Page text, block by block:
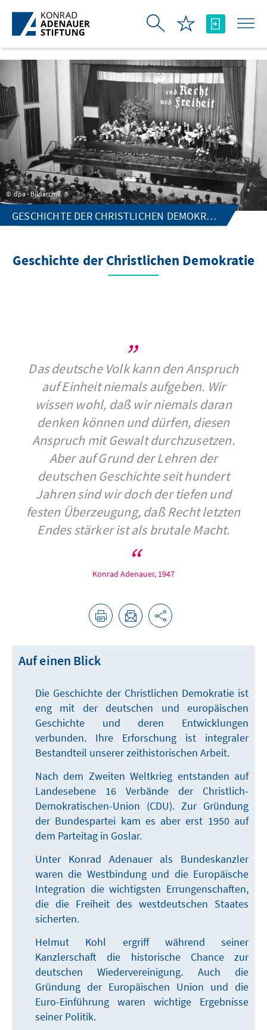
Skip to Main Content
dpa - Bildarchiv
GESCHICHTE DER CHRISTLICHEN DEMOKRATIE
Geschichte der Christlichen Demokratie
Das deutsche Volk kann den Anspruch
auf Einheit niemals aufgeben. Wir
wissen wohl, daß wir niemals daran
denken können und dürfen, diesen
Anspruch mit Gewalt durchzusetzen.
Aber auf Grund der Lehren der
deutschen Geschichte seit hundert
Jahren sind wir doch der tiefen und
festen Überzeugung, daß Recht letzten
Endes stärker ist als brutale Macht.
Konrad Adenauer, 1947
Auf einen Blick
Die Geschichte der Christlichen Demokratie ist
eng mit der deutschen und europäischen
Geschichte und deren Entwicklungen
verbunden. Ihre Erforschung ist integraler
Bestandteil unserer zeithistorischen Arbeit.
Nach dem Zweiten Weltkrieg entstanden auf
Landesebene 16 Verbände der Christlich-
Demokratischen-Union (CDU). Zur Gründung
der Bundespartei kam es aber erst 1950 auf
dem Parteitag in Goslar.
Unter Konrad Adenauer als Bundeskanzler
waren die Westbindung und die Europäische
Integration die wichtigsten Errungenschaften,
die die Freiheit des westdeutschen Staates
sicherten.
Helmut Kohl ergriff während seiner
Kanzlerschaft die historische Chance zur
deutschen Wiedervereinigung. Auch die
Gründung der Europäischen Union und die
Euro-Einführung waren wichtige Ergebnisse
seiner Politik.